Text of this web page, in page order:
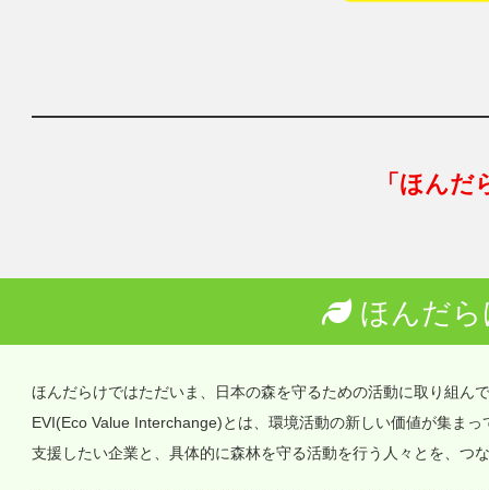
「ほん
ほんだら
ほんだらけではただいま、日本の森を守るための活動に取り組ん
EVI(Eco Value Interchange)とは、環境活動の新しい価値が集ま
支援したい企業と、具体的に森林を守る活動を行う人々とを、つ